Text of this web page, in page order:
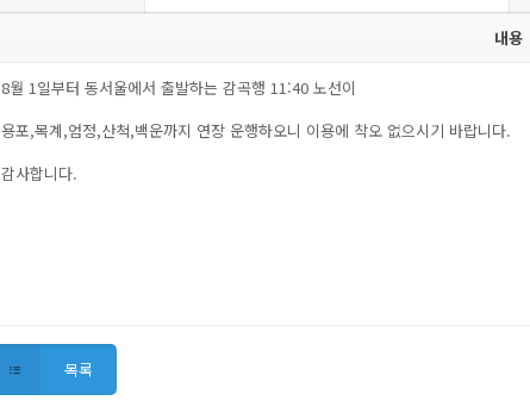
내용
8월 1일부터 동서울에서 출발하는 감곡행 11:40 노선이
용포,목계,엄정,산척,백운까지 연장 운행하오니 이용에 착오 없으시기 바랍니다.
감사합니다.
목록